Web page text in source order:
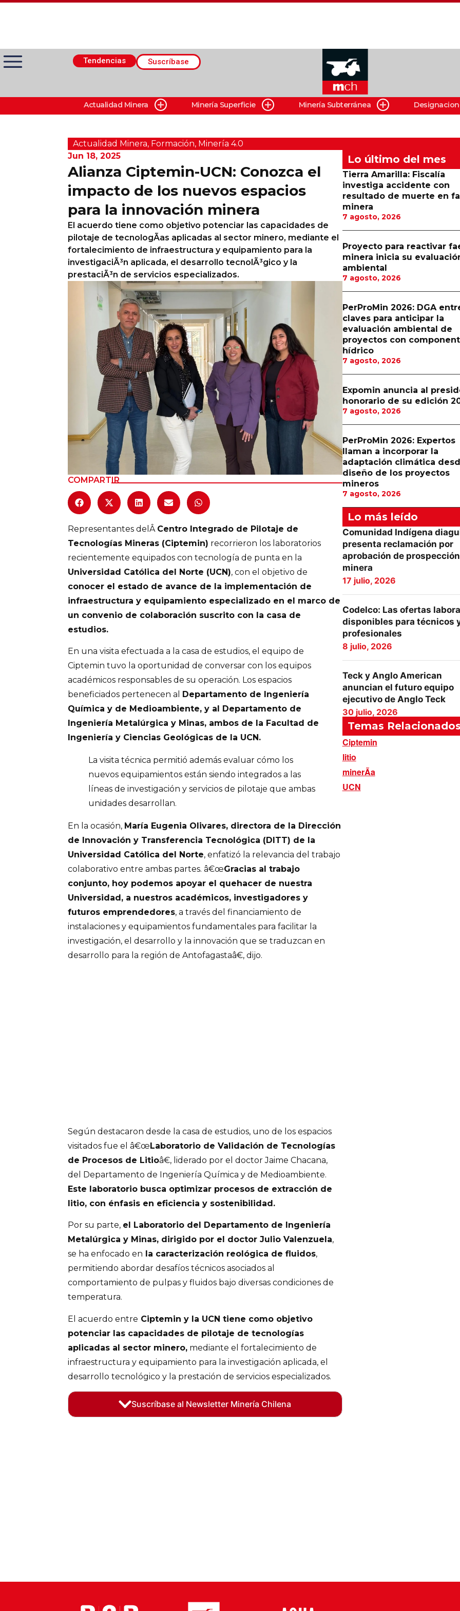
Tendencias Suscríbase
Actualidad Minera
Minería Superficie
Minerí­a Subterránea
Columnas de Opinión
Actualidad Minera Minería Superficie Minería Subterránea
Actualidad Minera, Formación, Minerí­a 4.0
Jun 18, 2025
Alianza Ciptemin-UCN: Conozca el
impacto de los nuevos espacios
para la innovación minera
El acuerdo tiene como objetivo potenciar las capacidades de
pilotaje de tecnologÃ­as aplicadas al sector minero, mediante el
fortalecimiento de infraestructura y equipamiento para la
investigaciÃ³n aplicada, el desarrollo tecnolÃ³gico y la
prestaciÃ³n de servicios especializados.
COMPARTIR
Representantes delÂ Centro Integrado de Pilotaje de
Tecnologías Mineras (Ciptemin) recorrieron los laboratorios
recientemente equipados con tecnología de punta en la
Universidad Católica del Norte (UCN), con el objetivo de
conocer el estado de avance de la implementación de
infraestructura y equipamiento especializado en el marco de
un convenio de colaboración suscrito con la casa de
estudios.
En una visita efectuada a la casa de estudios, el equipo de
Ciptemin tuvo la oportunidad de conversar con los equipos
académicos responsables de su operación. Los espacios
beneficiados pertenecen al
Departamento de Ingeniería
Química y de Medioambiente, y al Departamento de
Ingeniería Metalúrgica y Minas, ambos de la Facultad de
Ingeniería y Ciencias Geológicas de la UCN.
La visita técnica permitió además evaluar cómo los
nuevos equipamientos están siendo integrados a las
líneas de investigación y servicios de pilotaje que ambas
unidades desarrollan.
En la ocasión, María Eugenia Olivares, directora de la Dirección
de Innovación y Transferencia Tecnológica (DITT) de la
Universidad Católica del Norte, enfatizó la relevancia del trabajo
colaborativo entre ambas partes. â€œGracias al trabajo
conjunto, hoy podemos apoyar el quehacer de nuestra
Universidad, a nuestros académicos, investigadores y
futuros emprendedores, a través del financiamiento de
instalaciones y equipamientos fundamentales para facilitar la
investigación, el desarrollo y la innovación que se traduzcan en
desarrollo para la región de Antofagastaâ€, dijo.
Según destacaron desde la casa de estudios, uno de los espacios
visitados fue el â€œLaboratorio de Validación de Tecnologías
de Procesos de Litioâ€, liderado por el doctor Jaime Chacana,
del Departamento de Ingeniería Química y de Medioambiente.
Este laboratorio busca optimizar procesos de extracción de
litio, con énfasis en eficiencia y sostenibilidad.
Por su parte, el Laboratorio del Departamento de Ingeniería
Metalúrgica y Minas, dirigido por el doctor Julio Valenzuela,
se ha enfocado en la caracterización reológica de fluidos,
permitiendo abordar desafíos técnicos asociados al
comportamiento de pulpas y fluidos bajo diversas condiciones de
temperatura.
El acuerdo entre Ciptemin y la UCN tiene como objetivo
potenciar las capacidades de pilotaje de tecnologías
aplicadas al sector minero, mediante el fortalecimiento de
infraestructura y equipamiento para la investigación aplicada, el
desarrollo tecnológico y la prestación de servicios especializados.
Suscríbase al Newsletter Minería Chilena
Lo último del mes
Tierra Amarilla: Fiscalía
investiga accidente con
resultado de muerte en
minera
7 agosto, 2026
Proyecto para reactivar
minera inicia su
ambiental
7 agosto, 2026
PerProMin 2026: DGA
claves para anticipar la
evaluación ambiental de
proyectos con
hídrico
7 agosto, 2026
Expomin anuncia al
honorario de su edición
7 agosto, 2026
PerProMin 2026: Expertos
llaman a incorporar la
adaptación climática
diseño de los proyectos
mineros
7 agosto, 2026
Lo más leído
Comunidad Indígena
presenta reclamación por
aprobación de prospección
minera
17 julio, 2026
Codelco: Las ofertas
disponibles para técnicos
profesionales
8 julio, 2026
Teck y Anglo American
anuncian el futuro equipo
ejecutivo de Anglo Teck
30 julio, 2026
Temas Relacionados
Ciptemin
litio
minerÃ­a
UCN